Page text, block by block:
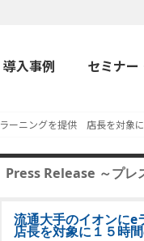
導入事例 セミナー
ーニングを提供 店長を対象に
Press Release ～プレ
流通大手のイオンにe
店長を対象に１５時